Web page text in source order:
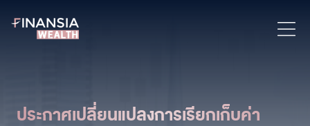
ประกาศเปลี่ยนแปลงการเรียกเก็บค่า